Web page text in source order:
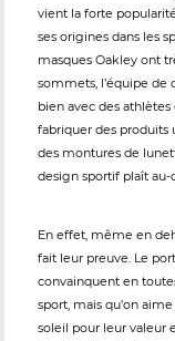
vient la forte
ses origines dans les
masques Oakley ont
sommets, l’équipe de
bien avec des
fabriquer des produits
des montures de
design sportif plaît au-
En effet, même en
fait leur preuve. Le
convainquent en
sport, mais qu’on
soleil pour leur valeur